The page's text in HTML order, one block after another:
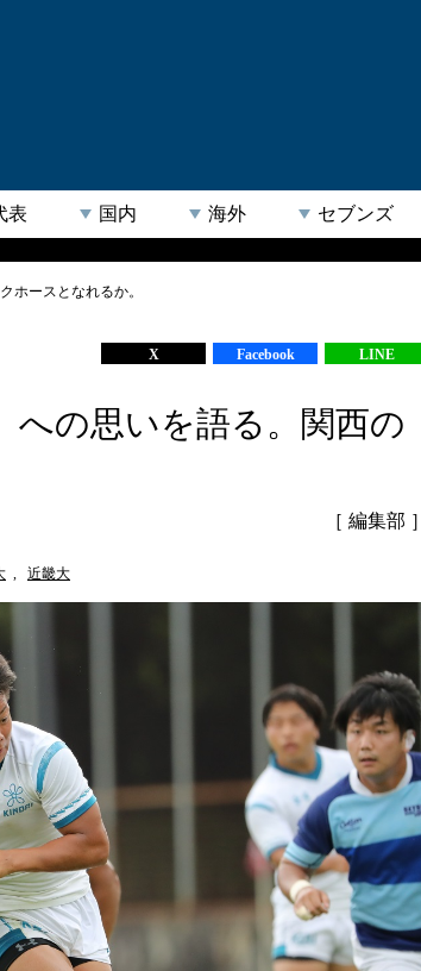
表 国内 海外 セブンズ
ホースとなれるか。
X Facebook LINE
への思いを語る。関西の
［ 編集部 ］
, 近畿大